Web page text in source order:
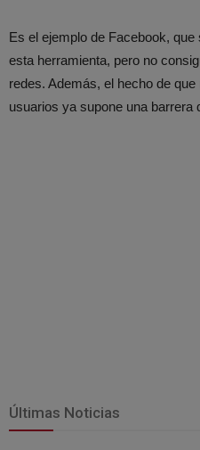
Es el ejemplo de Facebook,
esta herramienta, pero no
redes. Además, el hecho de
usuarios ya supone una barrera
Últimas Noticias